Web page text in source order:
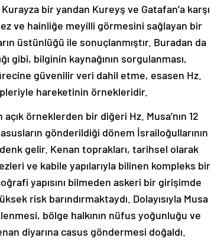
bir yandan Kureyş ve Gatafan’a karşı
ve hainliğe meyilli görmesini sağlayan bir
üstünlüğü ile sonuçlanmıştır. Buradan da
gibi, bilginin kaynağının sorgulanması,
güvenilir veri dahil etme, esasen Hz.
hareketinin örnekleridir.
örneklerden bir diğeri Hz. Musa’nın 12
gönderildiği dönem İsrailoğullarının
gelir. Kenan toprakları, tarihsel olarak
ve kabile yapılarıyla bilinen kompleks bir
yapısını bilmeden askeri bir girişimde
risk barındırmaktaydı. Dolayısıyla Musa
bölge halkının nüfus yoğunluğu ve
diyarına casus göndermesi doğaldı.